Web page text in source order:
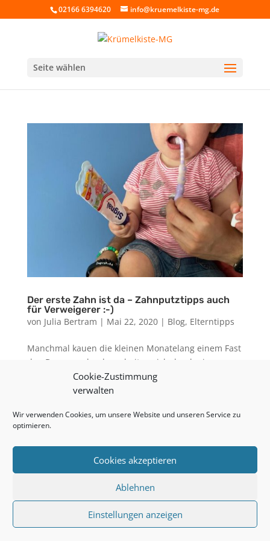
Cookie-Zustimmung
verwalten
Wir verwenden Cookies, um unsere Website und unseren Service zu
optimieren.
Cookies akzeptieren
Ablehnen
Einstellungen anzeigen
02166 6394620 info@kruemelkiste-mg.de
Seite wählen
Der erste Zahn ist da – Zahnputztipps auch
für Verweigerer :-)
von Julia Bertram | Mai 22, 2020| Blog, Elterntipps
Manchmal kauen die kleinen Monatelang einem Fast
den Daumen ab oder arbeiten sich durch einen
Holzring und aufeinmal ist er da DER 1.ZAHN!!!!!!
Nun ist hoffentlich der erste Schmerz des
Eltern fängt jetzt erst richtig...
© Krümelkiste MG 2026
❤️Impressum
Datenschutz
AGBs